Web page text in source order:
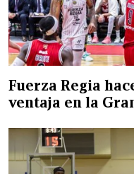
Fuerza Regia
ventaja en la